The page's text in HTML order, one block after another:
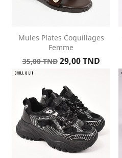
Mules Plates Coquillages
Femme
Prix
de
35,00 TND Prix
29,00 TND